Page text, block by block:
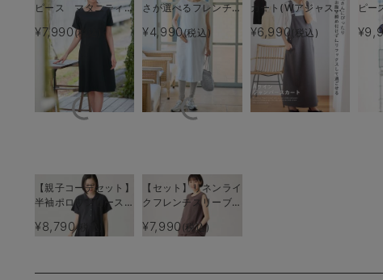
ピース マタニティ・
授乳服【出産後も長く
使える】
¥7,990(税込)
さが選べるフレンチス
リーブワンピース マ
タニティ・産後授乳服
【出産後も長く使え
る】
¥4,990(税込)
カート(Wアジャスタ
ー付) マタニティ・
授乳服【出産後も長く
着られる】
¥6,990 (税込)
ピー
授
使え
【親子コーデセット】
半袖ポロワンピース
（ひざ下丈）＆襟付き
ポロロンパース 出産
¥8,790(税込)
【セット】リネンライ
クフレンチスリーブト
ップス＆セミフレアス
カートセットアップ
る】
¥7,990(税込)